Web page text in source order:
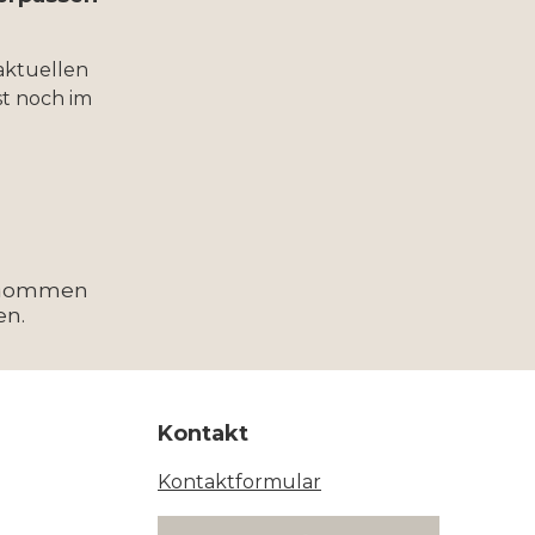
noch im
Kontakt
Kontaktformular